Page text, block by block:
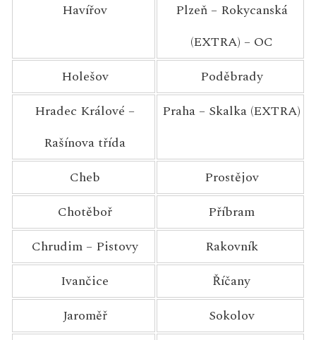
Havířov
Plzeň – Rokycanská
(EXTRA) – OC
Holešov
Poděbrady
Hradec Králové –
Rašínova třída
Praha – Skalka (EXTRA)
Cheb
Prostějov
Chotěboř
Příbram
Chrudim – Pistovy
Rakovník
Ivančice
Říčany
Jaroměř
Sokolov